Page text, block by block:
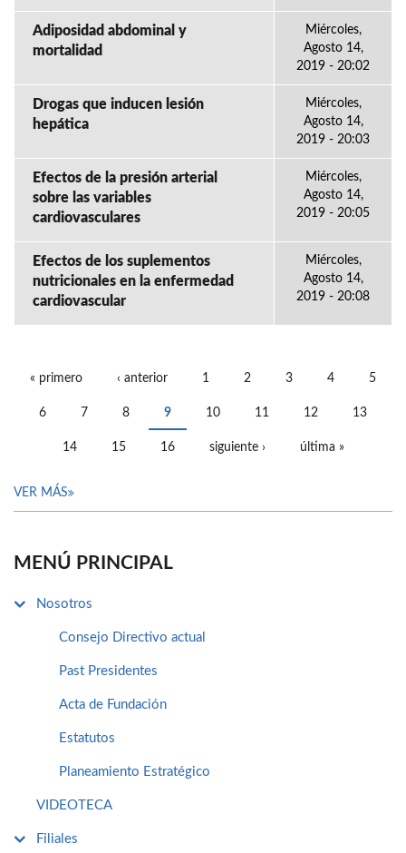
Adiposidad abdominal y
mortalidad
Miércoles,
Agosto 14,
2019 - 20:02
Drogas que inducen lesión
hepática
Miércoles,
Agosto 14,
2019 - 20:03
Efectos de la presión arterial
sobre las variables
cardiovasculares
Miércoles,
Agosto 14,
2019 - 20:05
Efectos de los suplementos
nutricionales en la enfermedad
cardiovascular
Miércoles,
Agosto 14,
2019 - 20:08
« primero ‹ anterior 1 2 3 4 5
6 7 8 9 10 11 12 13
14 15 16 siguiente › última »
VER MÁS
MENÚ PRINCIPAL
Nosotros
Consejo Directivo actual
Past Presidentes
Acta de Fundación
Estatutos
Planeamiento Estratégico
VIDEOTECA
Filiales